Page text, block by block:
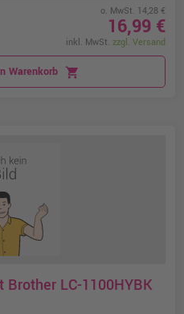
o. MwSt. 14,28 €
16,99 €
inkl. MwSt. zzgl. Versand
Warenkorb shopping_cart
LC-1100HYBK